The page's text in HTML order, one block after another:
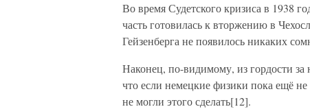
Во время Судетского кризиса в 1938
часть готовилась к вторжению в
Гейзенберга не появилось никаких
Наконец, по-видимому, из гордости за
что если немецкие физики пока ещё
не могли этого сделать[12].